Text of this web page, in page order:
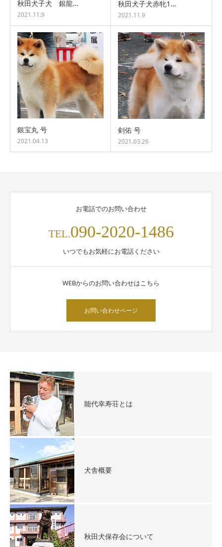
秋田犬子犬 銀龍…
2021.11.9
秋田犬子犬赤牝1…
2021.11.9
銀宝丸 号
2021.04.13
剣佑 号
2021.03.26
お電話でのお問い合わせ
TEL.090-2020-1486
いつでもお気軽にお電話ください
WEBからのお問い合わせはこちら
お問い合わせページ
能代幸寿荘とは
犬舎概要
秋田犬保存会について